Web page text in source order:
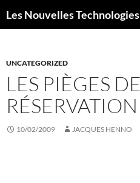
auLes Nouvelles
UNCATEGORIZED
LES PIÈGES
10/02/2009 JACQUES HENNO